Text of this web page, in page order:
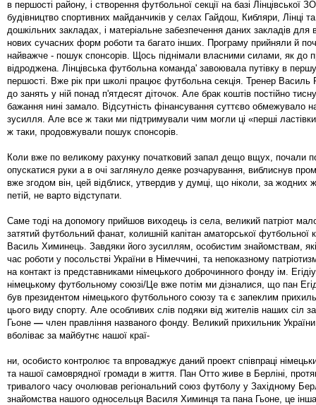
в першості району, і створення футбольної секції на базі Лінцівської
будівництво спортивних майданчиків у селах Гайдош, Кибляри, Лінці
дошкільних закладах, і матеріальне забезпечення даних закладів для
нових сучасних форм роботи та багато інших. Програму прийняли й
найважче - пошук спонсорів. Щось піднімали власними силами, як до
відроджена. Лінцівська футбольна команда' завоювала путівку в першу
першості. Вже рік при школі працює футбольна секція. Тренер
до занять у ній понад п'ятдесят діточок. Але брак коштів постійно
бажання нині замало. Відсутність фінансування суттєво обмежувало
зусилля. Але все ж таки ми підтримували чим могли ці «перші
ж таки, продовжували пошук спонсорів.
Коли вже по великому рахунку початковий запал дещо вщух, почали
опускатися руки а в очі заглянуло деяке розчарування, виблиснув
вже згодом він, цей відблиск, утвердив у думці, що ніколи, за жодних
петій, не варто відступати.
Саме тоді на допомогу прийшов виходець із села, великий патріот
затятий футбольний фанат, колишній капітан аматорської футбольної
Василь Химинець. Завдяки його зусиллям, особистим знайомствам,
час роботи у посольстві України в Німеччині, та непоказному
на контакт із представниками німецького доброчинного фонду ім.
німецькому футбольному союзі/Це вже потім ми дізналися, що пан
був президентом німецького футбольного союзу та є запеклим
цього виду спорту. Але особливих слів подяки від жителів наших сіл
Гьоне — член правління названого фонду. Великий прихильник
вболіває за майбутнє нашої краї-
ни, особисто контролює та впроваджує даний проект співпраці
та нашої самоврядної громади в життя. Пан Отто живе в Берліні,
тривалого часу очолював регіональний союз футболу у Західному
знайомства нашого односельця Василя Химинця та пана Гьоне, це